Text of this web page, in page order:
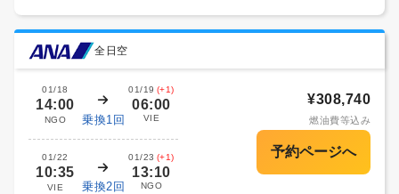
全日空
01/18
14:00
NGO 乗換1回
01/19 (+1)
06:00
VIE
01/22
10:35
VIE 乗換2回
01/23 (+1)
13:10
NGO
¥308,740
燃油費等込み